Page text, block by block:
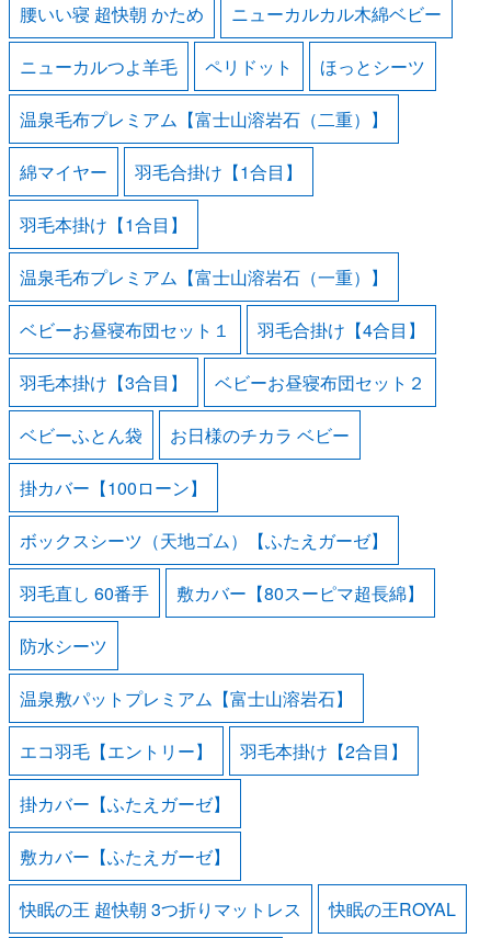
腰いい寝 超快朝 かため ニューカルカル木綿ベビー
ニューカルつよ羊毛 ペリドット ほっとシーツ
温泉毛布プレミアム【富士山溶岩石（二重）】
綿マイヤー 羽毛合掛け【1合目】
羽毛本掛け【1合目】
温泉毛布プレミアム【富士山溶岩石（一重）】
ベビーお昼寝布団セット１ 羽毛合掛け【4合目】
羽毛本掛け【3合目】 ベビーお昼寝布団セット２
ベビーふとん袋 お日様のチカラ ベビー
掛カバー【100ローン】
ボックスシーツ（天地ゴム）【ふたえガーゼ】
羽毛直し 60番手 敷カバー【80スーピマ超長綿】
防水シーツ
温泉敷パットプレミアム【富士山溶岩石】
エコ羽毛【エントリー】 羽毛本掛け【2合目】
掛カバー【ふたえガーゼ】
敷カバー【ふたえガーゼ】
快眠の王 超快朝 3つ折りマットレス 快眠の王ROYAL